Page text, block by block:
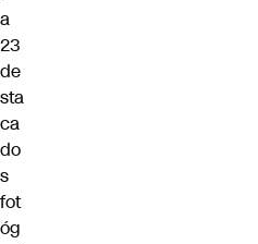
a
23
de
sta
ca
do
s
fot
óg